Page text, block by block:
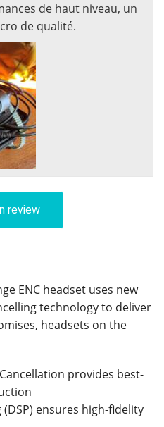
de haut niveau, un
de qualité.
review
ENC headset uses new
technology to deliver
headsets on the
provides best-
ensures high-fidelity